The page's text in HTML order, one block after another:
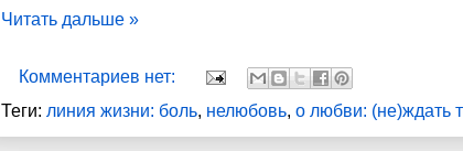
Читать дальше »
Комментариев нет:
Теги: линия жизни: боль, нелюбовь, о любви: (не)ждать